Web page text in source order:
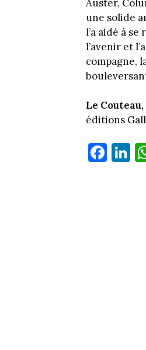
Auster,
une solide
l’a aidé à
l’avenir et
compagne,
Le
éditions
Fa
ce
Li